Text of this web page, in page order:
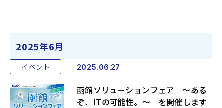
2025年6月
イベント 2025.06.27
函館ソリューションフェア ～ある
ぞ、ITの可能性。～ を開催します